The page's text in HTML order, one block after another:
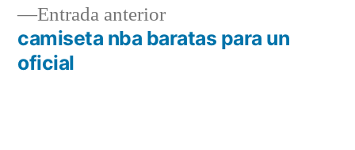
entradas
Entrada anteriorEntrada
anterior:
camiseta nba baratas para un
oficial